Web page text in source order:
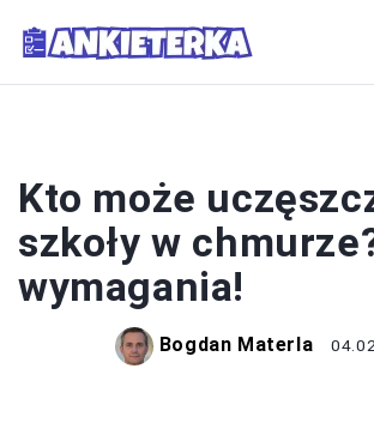
Kto może
szkoły w
wymagania!
Bogdan Materla